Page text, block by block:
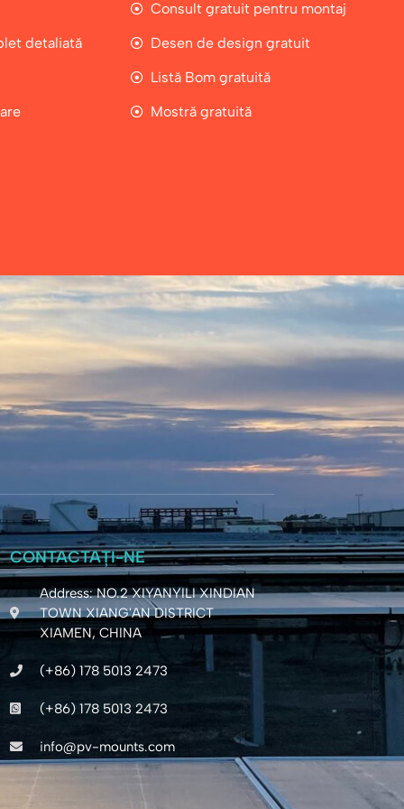
detaliată
Consult gratuit pentru montaj
Desen de design gratuit
Listă Bom gratuită
Mostră gratuită
CONTACTAȚI-NE
Address: NO.2 XIYANYILI XINDIAN
TOWN XIANG'AN DISTRICT
XIAMEN, CHINA
(+86) 178 5013 2473
(+86) 178 5013 2473
info@pv-mounts.com